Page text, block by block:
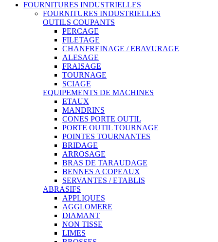
FOURNITURES INDUSTRIELLES
FOURNITURES INDUSTRIELLES
OUTILS COUPANTS
PERCAGE
FILETAGE
CHANFREINAGE / EBAVURAGE
ALESAGE
FRAISAGE
TOURNAGE
SCIAGE
EQUIPEMENTS DE MACHINES
ETAUX
MANDRINS
CONES PORTE OUTIL
PORTE OUTIL TOURNAGE
POINTES TOURNANTES
BRIDAGE
ARROSAGE
BRAS DE TARAUDAGE
BENNES A COPEAUX
SERVANTES / ETABLIS
ABRASIFS
APPLIQUES
AGGLOMERE
DIAMANT
NON TISSE
LIMES